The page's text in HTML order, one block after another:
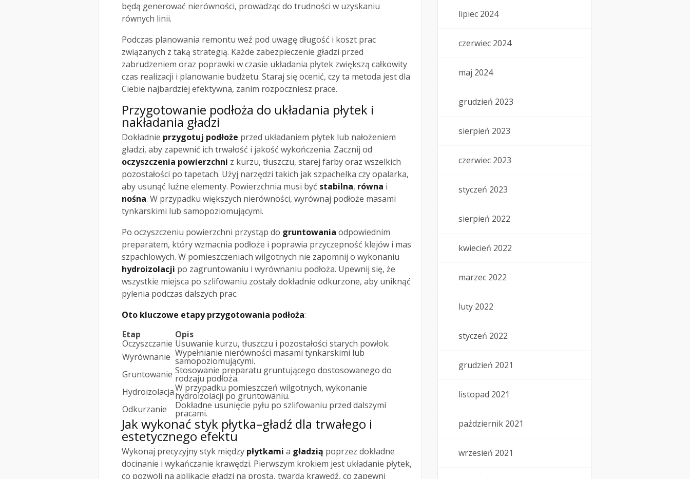
będą generować nierówności, prowadząc do trudności w uzyskaniu
równych linii.
Podczas planowania remontu weź pod uwagę długość i koszt prac
związanych z taką strategią. Każde zabezpieczenie gładzi przed
zabrudzeniem oraz poprawki w czasie układania płytek zwiększą całkowity
czas realizacji i planowanie budżetu. Staraj się ocenić, czy ta metoda jest dla
Ciebie najbardziej efektywna, zanim rozpoczniesz prace.
Przygotowanie podłoża do układania płytek i
nakładania gładzi
Dokładnie przygotuj podłoże przed układaniem płytek lub nałożeniem
gładzi, aby zapewnić ich trwałość i jakość wykończenia. Zacznij od
oczyszczenia powierzchni z kurzu, tłuszczu, starej farby oraz wszelkich
pozostałości po tapetach. Użyj narzędzi takich jak szpachelka czy opalarka,
aby usunąć luźne elementy. Powierzchnia musi być stabilna, równa i
nośna. W przypadku większych nierówności, wyrównaj podłoże masami
tynkarskimi lub samopoziomującymi.
Po oczyszczeniu powierzchni przystąp do gruntowania odpowiednim
preparatem, który wzmacnia podłoże i poprawia przyczepność klejów i mas
szpachlowych. W pomieszczeniach wilgotnych nie zapomnij o wykonaniu
hydroizolacji po zagruntowaniu i wyrównaniu podłoża. Upewnij się, że
wszystkie miejsca po szlifowaniu zostały dokładnie odkurzone, aby uniknąć
pylenia podczas dalszych prac.
Oto kluczowe etapy przygotowania podłoża:
Etap
Opis
Oczyszczanie Usuwanie kurzu, tłuszczu i pozostałości starych powłok.
Wyrównanie Wypełnianie nierówności masami tynkarskimi lub
samopoziomującymi.
Gruntowanie Stosowanie preparatu gruntującego dostosowanego do
rodzaju podłoża.
HydroizolacjaW przypadku pomieszczeń wilgotnych, wykonanie
hydroizolacji po gruntowaniu.
Odkurzanie
Dokładne usunięcie pyłu po szlifowaniu przed dalszymi
pracami.
Jak wykonać styk płytka–gładź dla trwałego i
estetycznego efektu
Wykonaj precyzyjny styk między płytkami a gładzią poprzez dokładne
docinanie i wykańczanie krawędzi. Pierwszym krokiem jest układanie płytek,
co pozwoli na aplikację gładzi na prostą, twardą krawędź, co zapewni
lipiec 2024
czerwiec 2024
maj 2024
grudzień 2023
sierpień 2023
czerwiec 2023
styczeń 2023
sierpień 2022
kwiecień 2022
marzec 2022
luty 2022
styczeń 2022
grudzień 2021
listopad 2021
październik 2021
wrzesień 2021